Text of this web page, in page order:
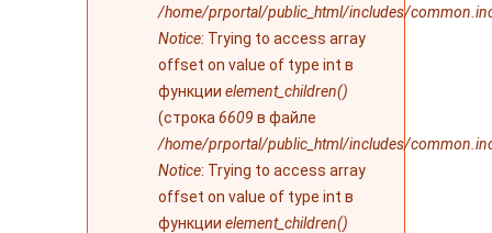
/home/prportal/public_html/includes/
Notice: Trying to access array
offset on value of type int в
функции element_children()
(строка 6609 в файле
/home/prportal/public_html/includes/
Notice: Trying to access array
offset on value of type int в
функции element_children()